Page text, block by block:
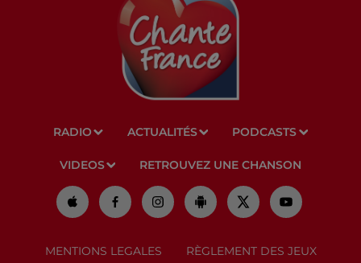
RADIO ACTUALITÉS PODCASTS
VIDEOS RETROUVEZ UNE CHANSON
MENTIONS LEGALES RÈGLEMENT DES JEUX